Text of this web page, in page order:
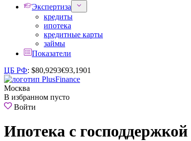
Экспертиза
кредиты
ипотека
кредитные карты
займы
Показатели
ЦБ РФ: $80,9293€93,1901
Москва
В избранном пусто
Войти
Ипотека с